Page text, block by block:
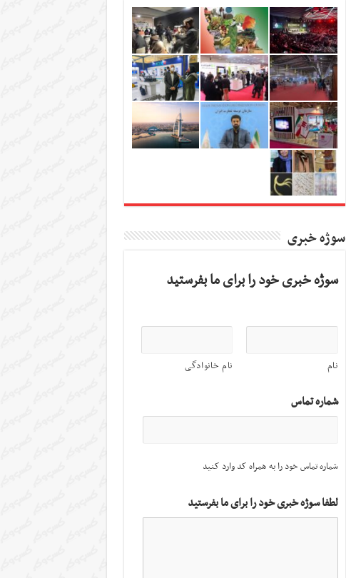
سوژه خبری
سوژه خبری خود را برای ما بفرستید
نام نام خانوادگی
شماره تماس
شماره تماس خود را به همراه کد وارد کنید
لطفا سوژه خبری خود را برای ما بفرستید